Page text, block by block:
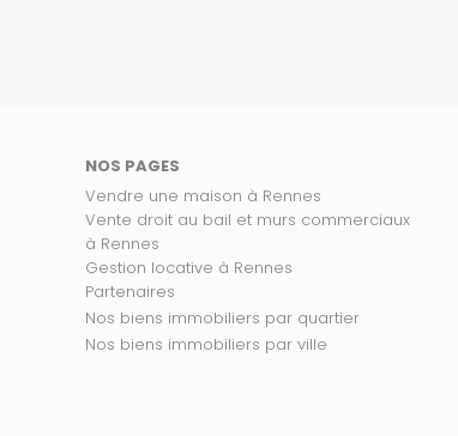
NOS PAGES
Vendre une maison à Rennes
Vente droit au bail et murs commerciaux
à Rennes
Gestion locative à Rennes
Partenaires
Nos biens immobiliers par quartier
Nos biens immobiliers par ville